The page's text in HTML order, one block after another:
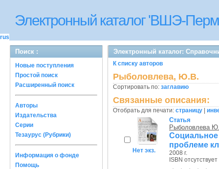
Электронный каталог 'ВШЭ-
rus
Поиск :
Новые поступления
Простой поиск
Расширенный поиск
Авторы
Издательства
Серии
Тезаурус (Рубрики)
Информация о фонде
Помощь
Электронный каталог:
К списку авторов
Рыболовлева, Ю.В.
Сортировать по: заглавию
Связанные описания:
Отобрать для печати: страницу
Нет экз.
Статья
Рыболовлева
проблеме
2008 г.
ISBN отсутствует